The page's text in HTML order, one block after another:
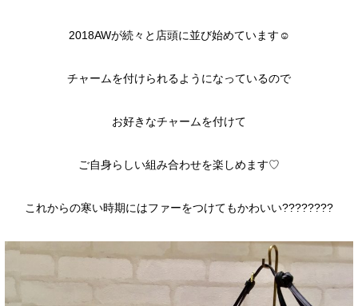
2018AWが続々と店頭に並び始めています☺︎
チャームを付けられるようになっているので
お好きなチャームを付けて
ご自身らしい組み合わせを楽しめます♡
これからの寒い時期にはファーをつけてもかわいい????????